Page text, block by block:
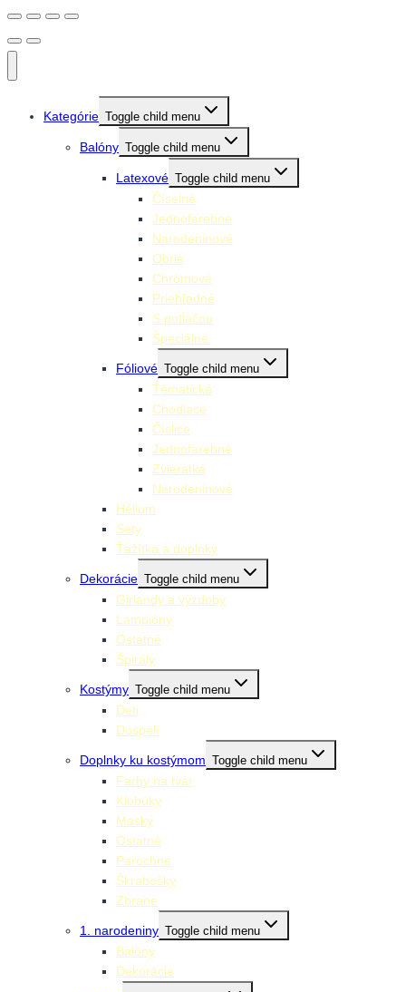
Kategórie Toggle child menu
Balóny Toggle child menu
Latexové Toggle child menu
Číselné
Jednofarebné
Narodeninové
Obrie
Chrómové
Priehľadné
S potlačou
Špeciálne
Fóliové Toggle child menu
Tématické
Chodiace
Číslice
Jednofarebné
Zvieratká
Narodeninové
Hélium
Sety
Ťažítka a doplnky
Dekorácie Toggle child menu
Girlandy a výzdoby
Lampióny
Ostatné
Špirály
Kostýmy Toggle child menu
Deti
Dospelí
Doplnky ku kostýmom Toggle child menu
Farby na tvár
Klobúky
Masky
Ostatné
Parochne
Škrabošky
Zbrane
1. narodeniny Toggle child menu
Balóny
Dekorácie